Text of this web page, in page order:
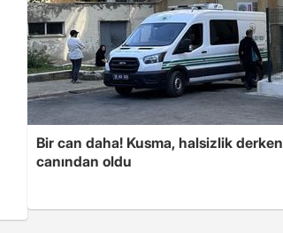
Bir can daha! Kusma, halsizlik derken
canından oldu